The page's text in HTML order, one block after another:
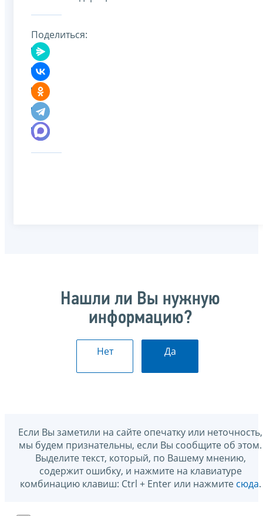
Поделиться:
Нашли ли Вы нужную
информацию?
Нет Да
Если Вы заметили на сайте опечатку или неточность,
мы будем признательны, если Вы сообщите об этом.
Выделите текст, который, по Вашему мнению,
содержит ошибку, и нажмите на клавиатуре
комбинацию клавиш: Ctrl + Enter или нажмите сюда.